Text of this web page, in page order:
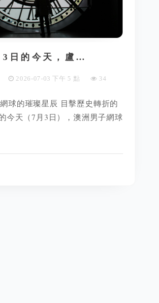
3日的今天，盧…
2026-07-03 下午 5 點 34
球的璀璨星辰 目擊歷史轉折的
今天（7月3日），澳洲男子網球